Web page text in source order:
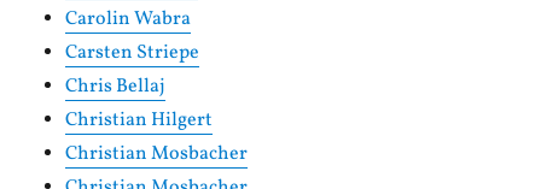
Carolin Wabra
Carsten Striepe
Chris Bellaj
Christian Hilgert
Christian Mosbacher